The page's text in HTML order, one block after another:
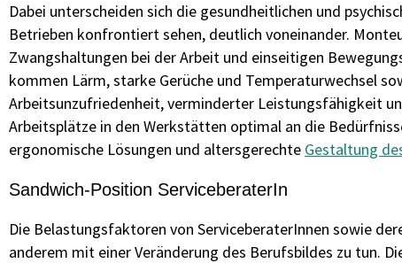
Dabei unterscheiden sich die gesundheitlichen und
Betrieben konfrontiert sehen, deutlich voneinander.
Zwangshaltungen bei der Arbeit und einseitigen
kommen Lärm, starke Gerüche und Temperaturwechsel
Arbeitsunzufriedenheit, verminderter Leistungsfähigkeit
Arbeitsplätze in den Werkstätten optimal an die
ergonomische Lösungen und altersgerechte Gestaltung
Sandwich-Position ServiceberaterIn
Die Belastungsfaktoren von ServiceberaterInnen sowie
anderem mit einer Veränderung des Berufsbildes zu tun.